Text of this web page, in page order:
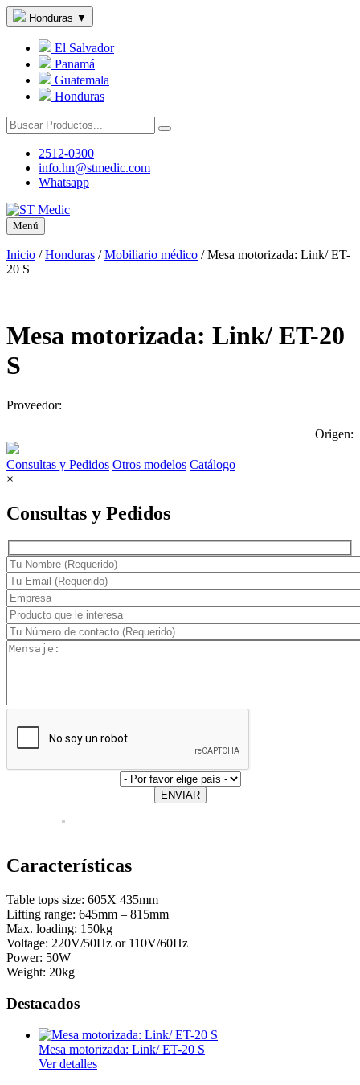
Honduras ▼
El Salvador
Panamá
Guatemala
Honduras
2512-0300
info.hn@stmedic.com
Whatsapp
Menú
Inicio /Honduras /Mobiliario médico /Mesa motorizada: Link/ ET-
20 S
Mesa motorizada: Link/ ET-20
S
Proveedor:
Origen:
Consultas y Pedidos Otros modelos Catálogo
×
Consultas y Pedidos
ENVIAR
Características
Table tops size: 605X 435mm
Lifting range: 645mm – 815mm
Max. loading: 150kg
Voltage: 220V/50Hz or 110V/60Hz
Power: 50W
Weight: 20kg
Destacados
Mesa motorizada: Link/ ET-20 S
Ver detalles